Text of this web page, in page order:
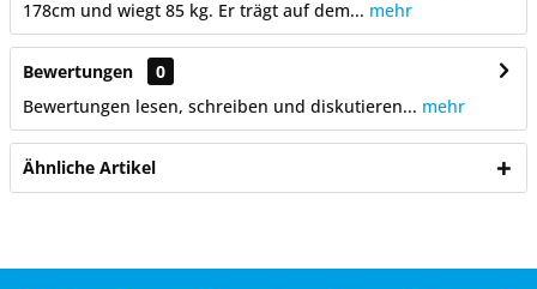
178cm und wiegt 85 kg. Er trägt auf dem... mehr
Bewertungen
0
Bewertungen lesen, schreiben und diskutieren... mehr
Ähnliche Artikel